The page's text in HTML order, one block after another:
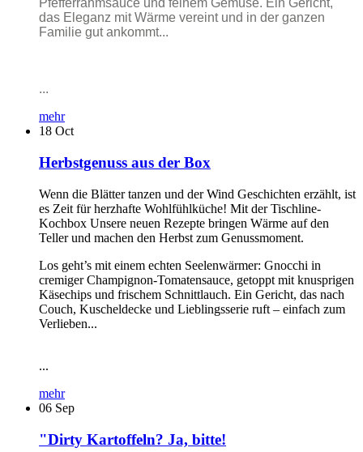
Pfefferrahmsauce und feinem Gemüse. Ein Gericht,
das Eleganz mit Wärme vereint und in der ganzen
Familie gut ankommt...
...
mehr
18 Oct
Herbstgenuss aus der Box
Wenn die Blätter tanzen und der Wind Geschichten erzählt, ist
es Zeit für herzhafte Wohlfühlküche! Mit der Tischline-
Kochbox Unsere neuen Rezepte bringen Wärme auf den
Teller und machen den Herbst zum Genussmoment.
Los geht’s mit einem echten Seelenwärmer: Gnocchi in
cremiger Champignon-Tomatensauce, getoppt mit knusprigen
Käsechips und frischem Schnittlauch. Ein Gericht, das nach
Couch, Kuscheldecke und Lieblingsserie ruft – einfach zum
Verlieben...
...
mehr
06 Sep
"Dirty Kartoffeln? Ja, bitte!